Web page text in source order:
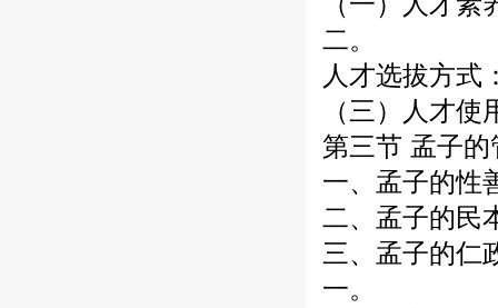
二。
人才选拔方式
（三）人才
第三节 孟子
一、孟子的性
二、孟子的民
三、孟子的仁
一。